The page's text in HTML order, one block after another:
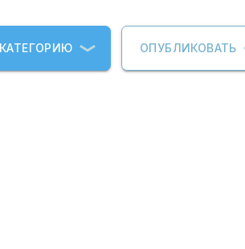
ОПУБЛИКОВАТЬ